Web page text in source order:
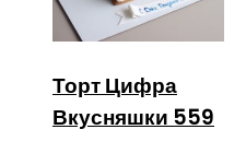
Торт Цифра
Вкусняшки 559